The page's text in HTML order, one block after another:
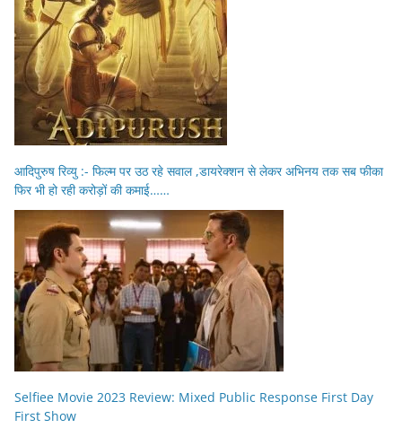
आदिपुरुष रिव्यु :- फिल्म पर उठ रहे सवाल ,डायरेक्शन से लेकर अभिनय तक सब फीका
फिर भी हो रही करोड़ों की कमाई……
Selfiee Movie 2023 Review: Mixed Public Response First Day
First Show